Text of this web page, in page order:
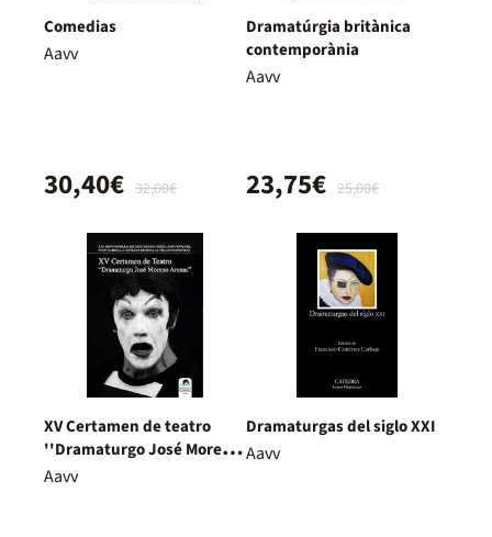
Comedias
Aavv
32,00€
30,40€
Dramatúrgia britànica
contemporània
Aavv
25,00€
23,75€
XV Certamen de teatro
''Dramaturgo José Moreno
Arenas''
Aavv
Dramaturgas del siglo XXI
Aavv